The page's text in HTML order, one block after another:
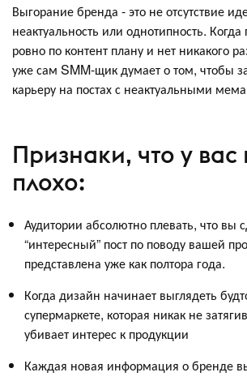
Выгорание бренда - это не отсутствие
неактуальность или однотипность.
ровно по контент плану и нет никакого
уже сам SMM-щик думает о том, чтобы
карьеру на постах с неактуальными
Признаки, что у вас
плохо:
Аудитории абсолютно плевать, что вы
“интересный” пост по поводу вашей
представлена уже как полтора года.
Когда дизайн начинает выглядеть
супермаркете, которая никак не
убивает интерес к продукции
Каждая новая информация о бренде